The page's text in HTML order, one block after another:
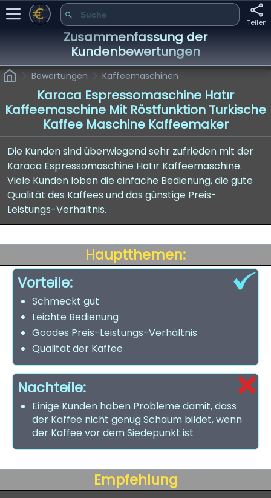
Teilen
Zusammenfassung der
Kundenbewertungen
Bewertungen Kaffeemaschinen
Karaca Espressomaschine Hatır
Kaffeemaschine Mit Röstfunktion Turkische
Kaffee Maschine Kaffeemaker
Die Kunden sind überwiegend sehr zufrieden mit der
Karaca Espressomaschine Hatır Kaffeemaschine.
Viele Kunden loben die einfache Bedienung, die gute
Qualität des Kaffees und das günstige Preis-
Leistungs-Verhältnis.
Hauptthemen:
Vorteile:
Schmeckt gut
Leichte Bedienung
Goodes Preis-Leistungs-Verhältnis
Qualität der Kaffee
Nachteile:
Einige Kunden haben Probleme damit, dass
der Kaffee nicht genug Schaum bildet, wenn
der Kaffee vor dem Siedepunkt ist
Empfehlung